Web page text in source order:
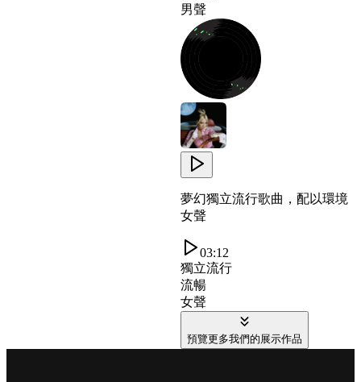
男聲
夢幻獨立流行歌曲，配以環境
女聲
03:12
獨立流行
流暢
女聲
預覽更多我們的展示作品